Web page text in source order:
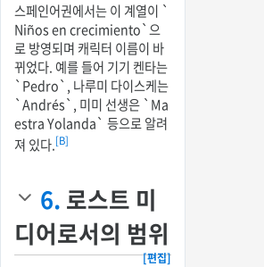
스페인어권에서는 이 계열이 `
Niños en crecimiento`으
로 방영되며 캐릭터 이름이 바
뀌었다. 예를 들어 기기 켄타는
`Pedro`, 나루미 다이스케는
`Andrés`, 미미 선생은 `Ma
estra Yolanda` 등으로 알려
져 있다.[B]
6. 로스트 미
디어로서의 범위
[편집]